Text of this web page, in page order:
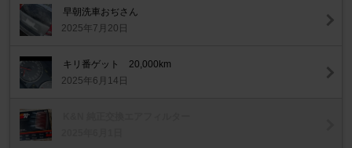
早朝洗車おぢさん
2025年7月20日
キリ番ゲット 20,000km
2025年6月14日